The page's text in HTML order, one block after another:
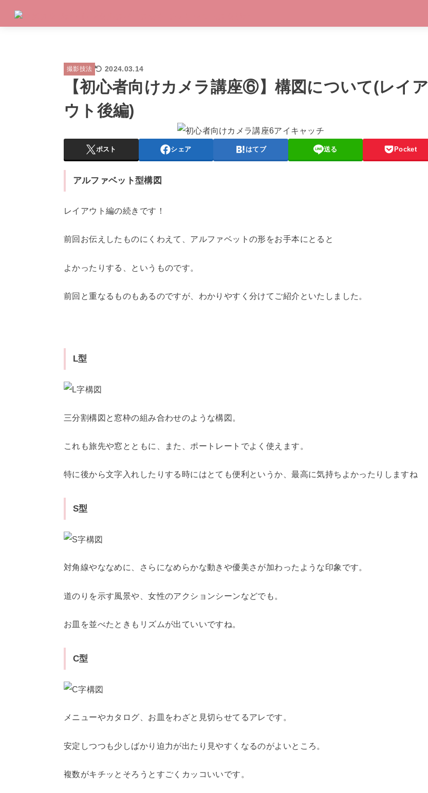
撮影技法 2024.03.14
【初心者向けカメラ講座⑥】構図について(レイア
ウト後編)
ポスト シェア はてブ 送る Pocket
アルファベット型構図
レイアウト編の続きです！
前回お伝えしたものにくわえて、アルファベットの形をお手本にとると
よかったりする、というものです。
前回と重なるものもあるのですが、わかりやすく分けてご紹介といたしました。
L型
三分割構図と窓枠の組み合わせのような構図。
これも旅先や窓とともに、また、ポートレートでよく使えます。
特に後から文字入れしたりする時にはとても便利というか、最高に気持ちよかったりしますね
S型
対角線やななめに、さらになめらかな動きや優美さが加わったような印象です。
道のりを示す風景や、女性のアクションシーンなどでも。
お皿を並べたときもリズムが出ていいですね。
C型
メニューやカタログ、お皿をわざと見切らせてるアレです。
安定しつつも少しばかり迫力が出たり見やすくなるのがよいところ。
複数がキチッとそろうとすごくカッコいいです。